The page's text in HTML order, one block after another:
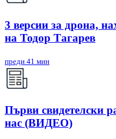
3 версии за дрона,
на Тодор Тагарев
преди 41 мин
Първи свидетелски
нас (ВИДЕО)